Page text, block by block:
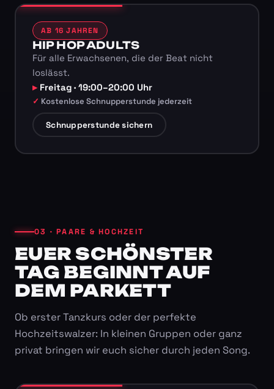
AB 16 JAHREN
HIP HOP ADULTS
Für alle Erwachsenen, die der Beat nicht
loslässt.
Freitag · 19:00–20:00 Uhr
Kostenlose Schnupperstunde jederzeit
Schnupperstunde sichern
03 · PAARE & HOCHZEIT
EUER SCHÖNSTER
TAG BEGINNT AUF
DEM PARKETT
Ob erster Tanzkurs oder der perfekte
Hochzeitswalzer: In kleinen Gruppen oder ganz
privat bringen wir euch sicher durch jeden Song.